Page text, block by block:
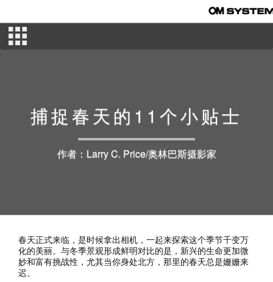
捕捉春天的11个小贴士
作者：Larry C. Price/奥林巴斯摄影家
春天正式来临，是时候拿出相机，一起来探索这个季节千变万
化的美丽。与冬季景观形成鲜明对比的是，新兴的生命更加微
妙和富有挑战性，尤其当你身处北方，那里的春天总是姗姗来
迟。